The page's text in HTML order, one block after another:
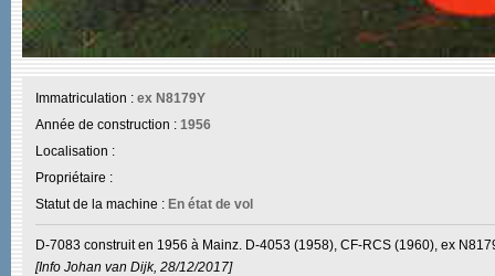
Immatriculation : ex N8179Y
Année de construction : 1956
Localisation :
Propriétaire :
Statut de la machine : En état de vol
D-7083 construit en 1956 à Mainz. D-4053 (1958), CF-RCS (1960), ex
[Info Johan van Dijk, 28/12/2017]